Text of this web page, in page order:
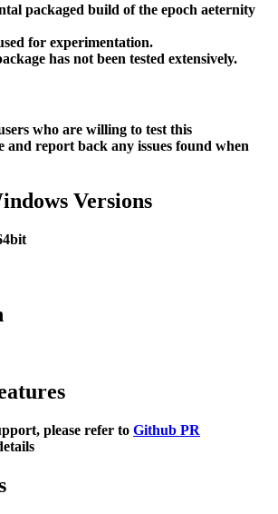
packaged build of the epoch aeternity
for experimentation.
has not been tested extensively.
who are willing to test this
and report back any issues found when
Versions
please refer to Github PR